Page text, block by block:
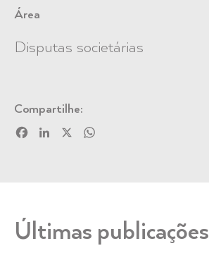
Área
Disputas societárias
Compartilhe:
FacebookLinkedIn
Últimas publicações